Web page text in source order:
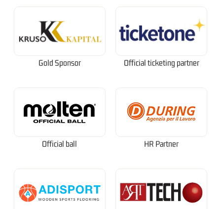
Gold Sponsor Official ticketing partner
Official ball HR Partner